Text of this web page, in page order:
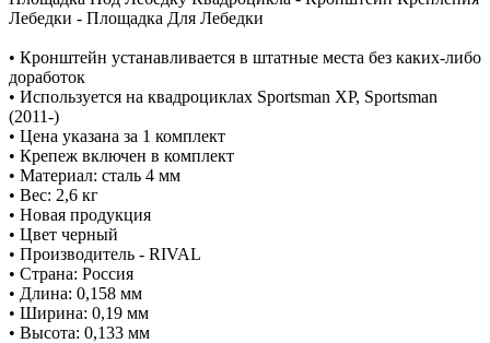
Лебедки - Площадка Для Лебедки
• Кронштейн устанавливается в штатные места без каких-либо
доработок
• Используется на квадроциклах Sportsman XP, Sportsman
(2011-)
• Цена указана за 1 комплект
• Крепеж включен в комплект
• Материал: сталь 4 мм
• Вес: 2,6 кг
• Новая продукция
• Цвет черный
• Производитель - RIVAL
• Страна: Россия
• Длина: 0,158 мм
• Ширина: 0,19 мм
• Высота: 0,133 мм